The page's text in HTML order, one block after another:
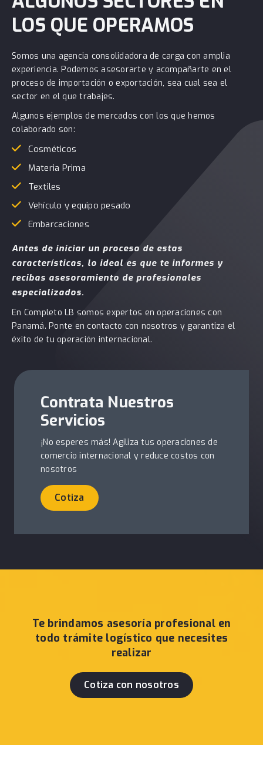
LOS QUE OPERAMOS
Somos una agencia consolidadora de carga con amplia
experiencia. Podemos asesorarte y acompañarte en el
proceso de importación o exportación, sea cual sea el
sector en el que trabajes.
Algunos ejemplos de mercados con los que hemos
colaborado son:
Cosméticos
Materia Prima
Textiles
Vehículo y equipo pesado
Embarcaciones
Antes de iniciar un proceso de estas
características, lo ideal es que te informes y
recibas asesoramiento de profesionales
especializados.
En Completo LB somos expertos en operaciones con
Panamá. Ponte en contacto con nosotros y garantiza el
éxito de tu operación internacional.
Contrata Nuestros
Servicios
¡No esperes más! Agiliza tus operaciones de
comercio internacional y reduce costos con
nosotros
Cotiza
Te brindamos asesoría profesional en
todo trámite logístico que necesites
realizar
Cotiza con nosotros